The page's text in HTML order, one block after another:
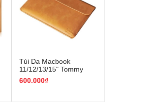
Túi Da Macbook
11/12/13/15" Tommy
Town (M179)
600.000₫